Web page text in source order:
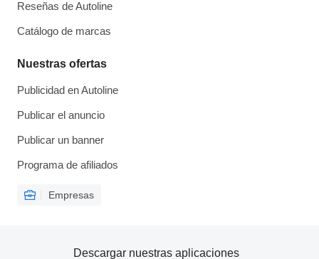
Reseñas de Autoline
Catálogo de marcas
Nuestras ofertas
Publicidad en Autoline
Publicar el anuncio
Publicar un banner
Programa de afiliados
Empresas
Descargar nuestras aplicaciones